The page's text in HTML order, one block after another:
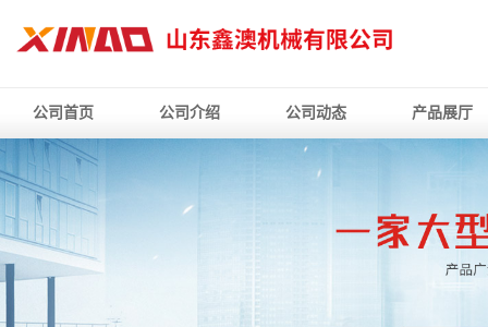
公司首页 公司介绍 公司动态 产品展厅